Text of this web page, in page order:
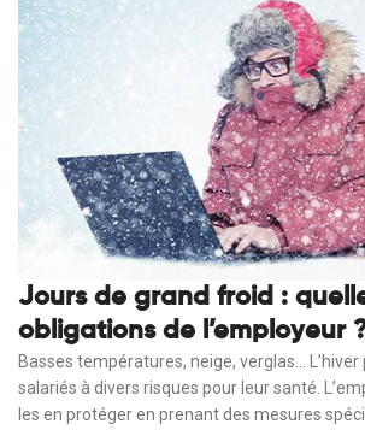
Jours de grand froid :
obligations de l’employeur
Basses températures, neige, verglas…
salariés à divers risques pour leur santé.
les en protéger en prenant des mesures